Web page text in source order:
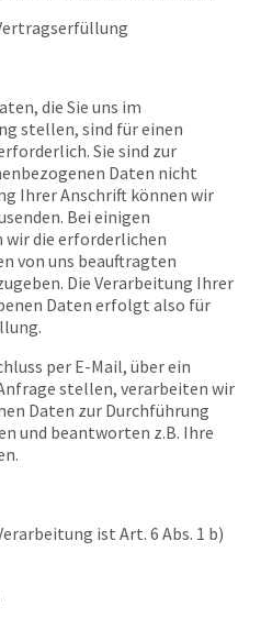
die Sie uns im
stellen, sind für einen
Sie sind zur
Daten nicht
Ihrer Anschrift können wir
Bei einigen
die erforderlichen
von uns beauftragten
Die Verarbeitung Ihrer
Daten erfolgt also für
per E-Mail, über ein
stellen, verarbeiten wir
Daten zur Durchführung
und beantworten z.B. Ihre
ist Art. 6 Abs. 1 b)